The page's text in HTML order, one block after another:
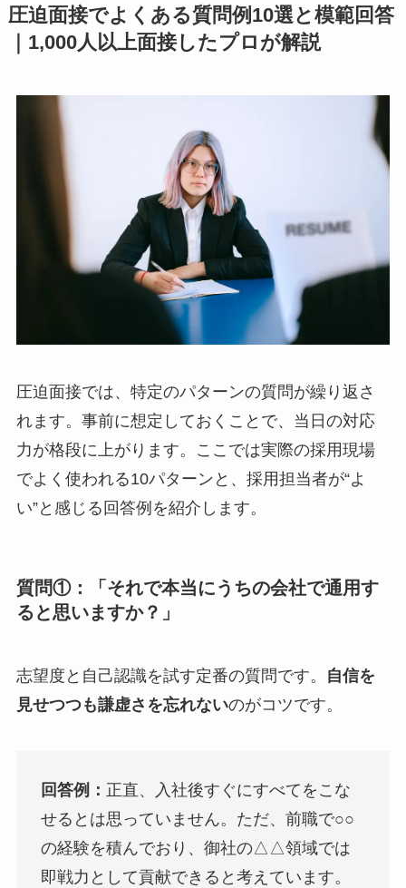
圧迫面接でよくある質問例10選と模範回答
｜1,000人以上面接したプロが解説
圧迫面接では、特定のパターンの質問が繰り返さ
れます。事前に想定しておくことで、当日の対応
力が格段に上がります。ここでは実際の採用現場
でよく使われる10パターンと、採用担当者が“よ
い”と感じる回答例を紹介します。
質問①：「それで本当にうちの会社で通用す
ると思いますか？」
志望度と自己認識を試す定番の質問です。
自信を
見せつつも謙虚さを忘れないのがコツです。
回答例： 正直、入社後すぐにすべてをこな
せるとは思っていません。ただ、前職で○○
の経験を積んでおり、御社の△△領域では
即戦力として貢献できると考えています。